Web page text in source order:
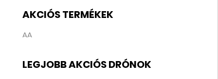
AKCIÓS TERMÉKEK
AA
LEGJOBB AKCIÓS DRÓNOK